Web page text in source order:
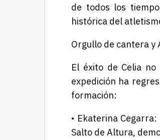
de todos los
histórica del
Orgullo de cantera y
El éxito de Celia
expedición ha
formación:
• Ekaterina Cegarra:
Salto de Altura,